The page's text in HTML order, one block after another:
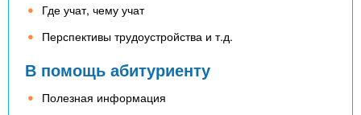
Где учат, чему учат
Перспективы трудоустройства и т.д.
В помощь абитуриенту
Полезная информация